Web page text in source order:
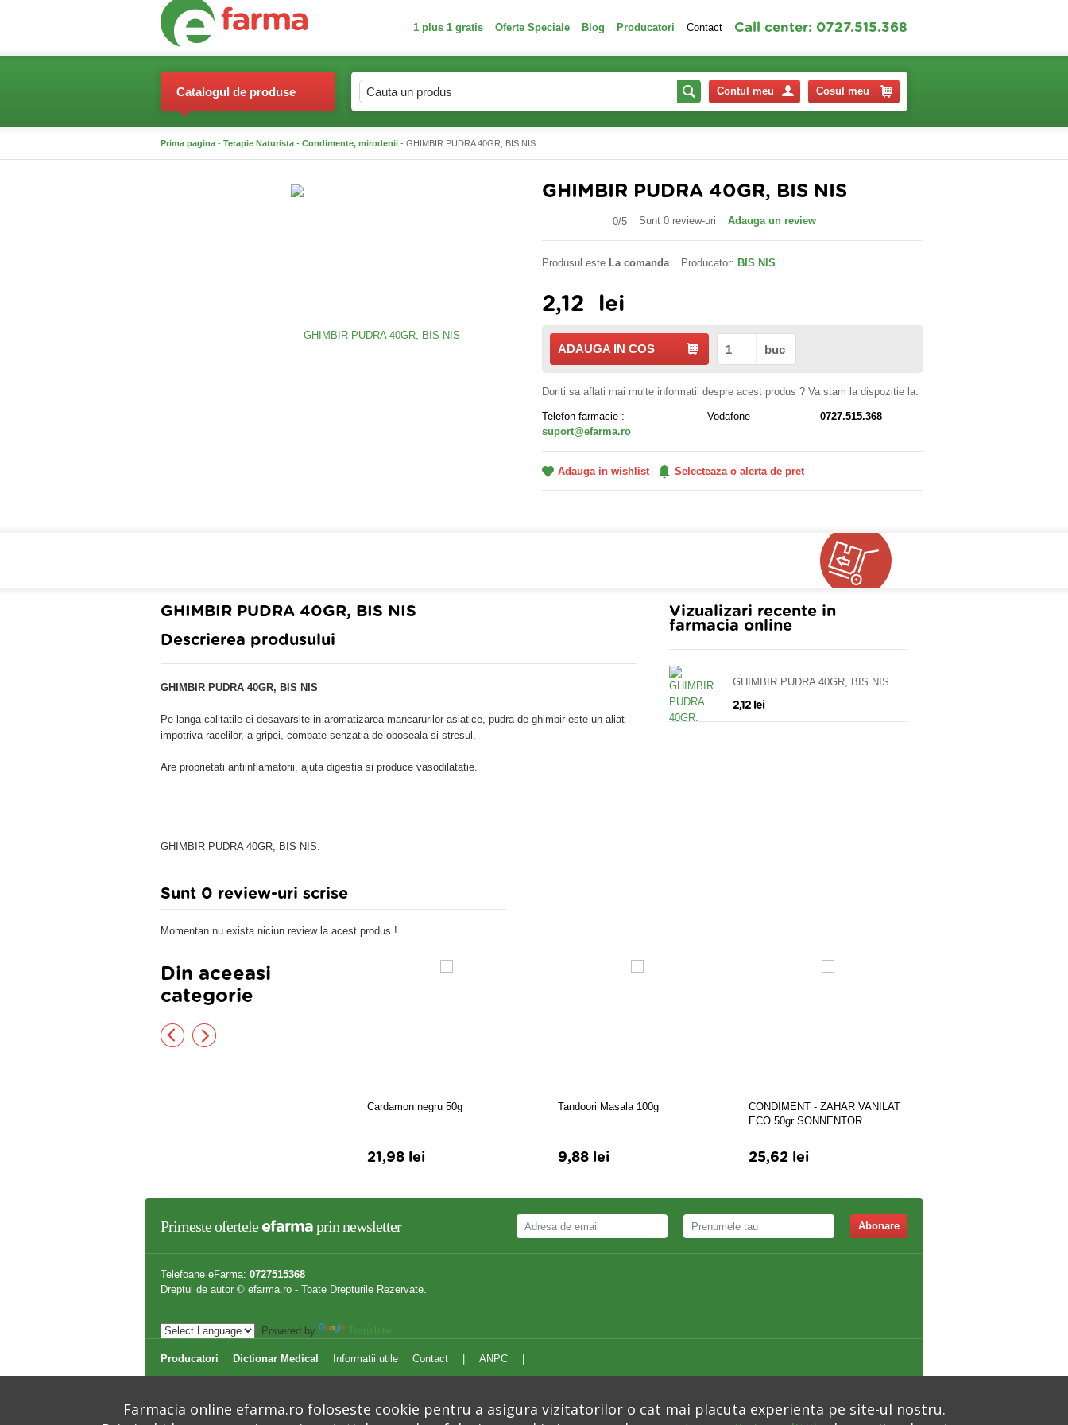
1 plus 1 gratis Oferte Speciale Blog Producatori Contact Call center: 0727.515.368
Catalogul de produse Contul meu Cosul meu
Prima pagina - Terapie Naturista - Condimente, mirodenii - GHIMBIR PUDRA 40GR, BIS NIS
GHIMBIR PUDRA 40GR, BIS NIS
0/5 Sunt 0 review-uri Adauga un review
Produsul este La comanda Producator: BIS NIS
2,12 lei
ADAUGA IN COS buc
Doriti sa aflati mai multe informatii despre acest produs ? Va stam la dispozitie la:
Telefon farmacie : Vodafone
0727.515.368
suport@efarma.ro
Adauga in wishlist Selecteaza o alerta de pret
GHIMBIR PUDRA 40GR, BIS NIS
Descrierea produsului
GHIMBIR PUDRA 40GR, BIS NIS
Pe langa calitatile ei desavarsite in aromatizarea mancarurilor asiatice, pudra de ghimbir este un aliat
impotriva racelilor, a gripei, combate senzatia de oboseala si stresul.
Are proprietati antiinflamatorii, ajuta digestia si produce vasodilatatie.
GHIMBIR PUDRA 40GR, BIS NIS.
Sunt 0 review-uri scrise
Momentan nu exista niciun review la acest produs !
Vizualizari recente in
farmacia online
GHIMBIR PUDRA 40GR, BIS NIS
2,12 lei
Din aceeasi
categorie
Cardamon negru 50g
21,98 lei
Tandoori Masala 100g
9,88 lei
CONDIMENT - ZAHAR VANILAT
ECO 50gr SONNENTOR
25,62 lei
Primeste ofertele efarma prin newsletter Abonare
Telefoane eFarma: 0727515368
Dreptul de autor © efarma.ro - Toate Drepturile Rezervate.
Powered by
Producatori Dictionar Medical Informatii utile Contact ANPC
Farmacia online efarma.ro foloseste cookie pentru a asigura vizitatorilor o cat mai placuta experienta pe site-ul nostru.